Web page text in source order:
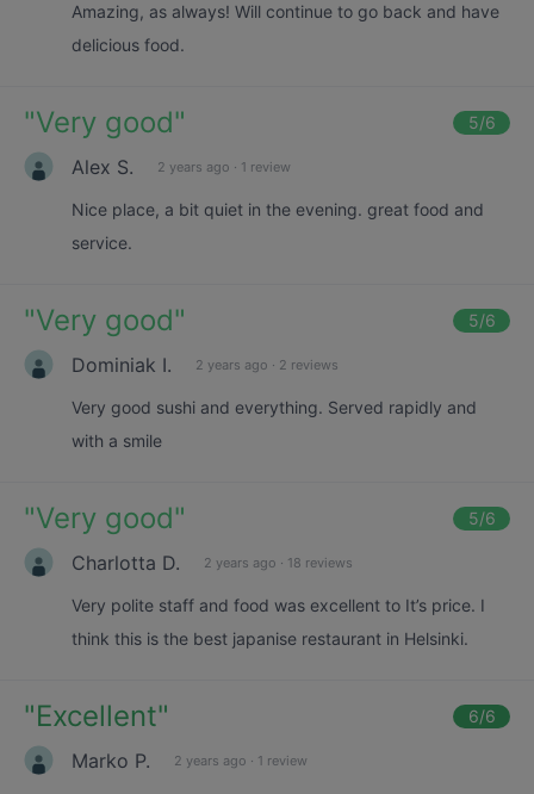
Amazing, as always! Will continue to go back and have
delicious food.
"Very good" 5/6
Alex S. 2 years ago · 1 review
Nice place, a bit quiet in the evening. great food and
service.
"Very good" 5/6
Dominiak I. 2 years ago · 2 reviews
Very good sushi and everything. Served rapidly and
with a smile
"Very good" 5/6
Charlotta D. 2 years ago · 18 reviews
Very polite staff and food was excellent to It’s price. I
think this is the best japanise restaurant in Helsinki.
"Excellent" 6/6
Marko P. 2 years ago · 1 review